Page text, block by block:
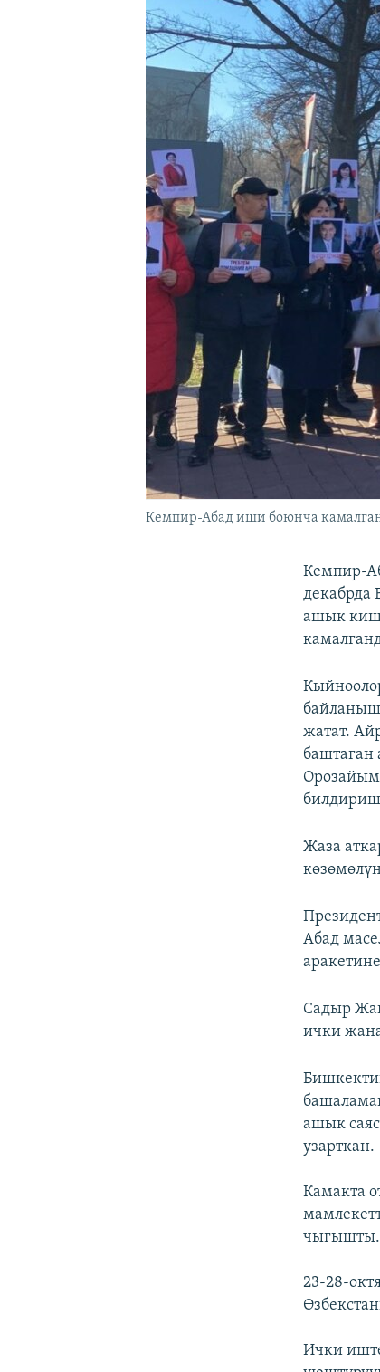
ЫҢГАЙСЫЗ СУРООЛОР
Кемпир-Абад иши боюнча
Кемпир-
декабрда
ашык
жатат.
баштаган
Жаза
Абад
Садыр
ички
ашык
узарткан.
Камакта
чыгышты.
23-28-
Ички